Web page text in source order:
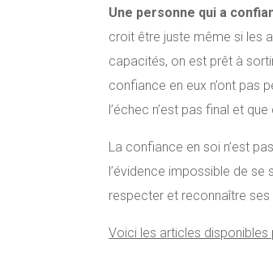
Une personne qui a
croit être juste même si les
capacités, on est prêt à
confiance en eux n’ont pas
l’échec n’est pas final et
La confiance en soi n’est
l’évidence impossible de se
respecter et reconnaître
Voici les articles